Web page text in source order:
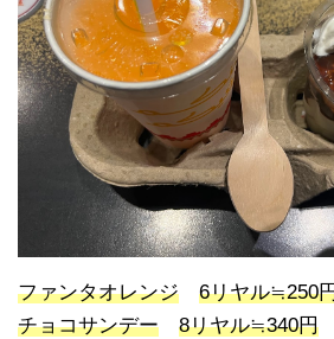
ファンタオレンジ
6リヤル≒250
チョコサンデー
8リヤル≒340円